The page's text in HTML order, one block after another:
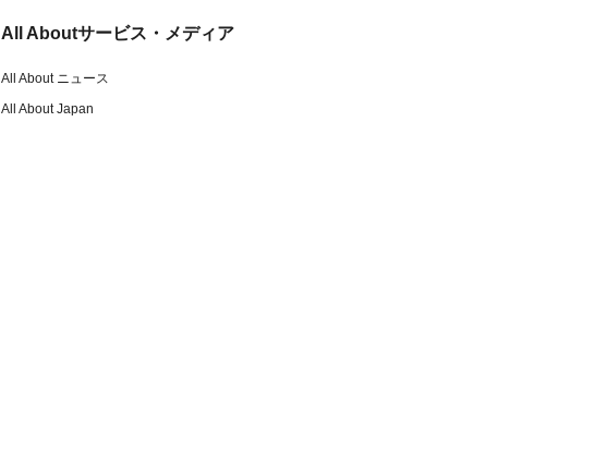
All Aboutサービス・メディア
All About ニュース
All About Japan